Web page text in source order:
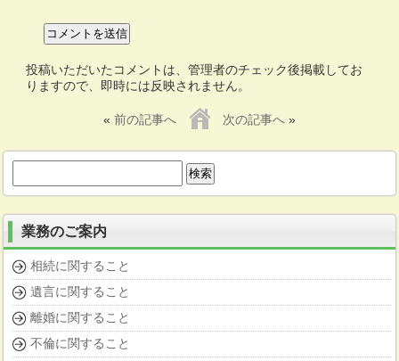
投稿いただいたコメントは、管理者のチェック後掲載してお
りますので、即時には反映されません。
« 前の記事へ 次の記事へ »
索:
業務のご案内
相続に関すること
遺言に関すること
離婚に関すること
不倫に関すること